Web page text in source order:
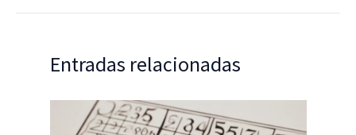
Entradas relacionadas